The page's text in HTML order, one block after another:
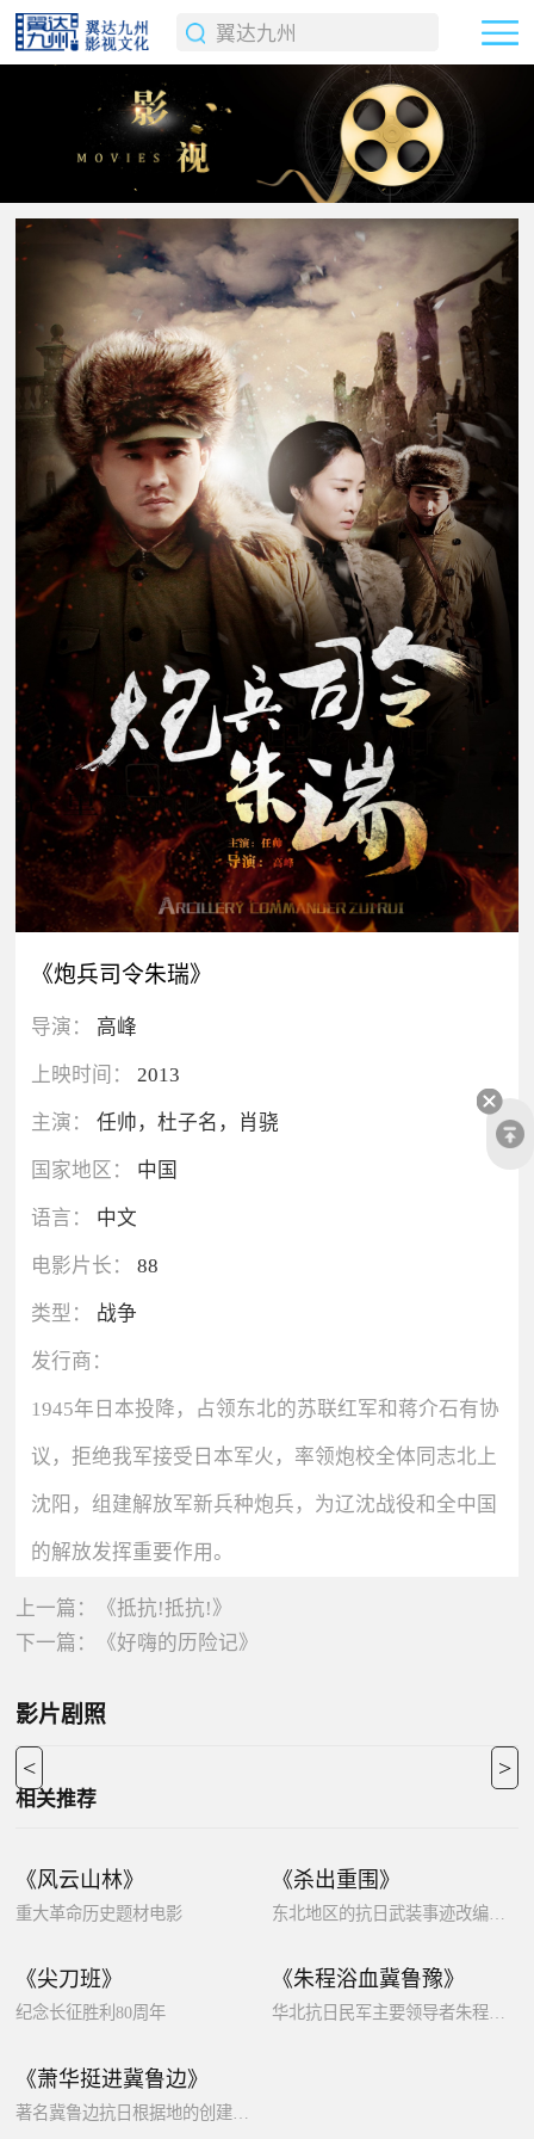
《炮兵司令朱瑞》
导演： 高峰
上映时间： 2013
主演： 任帅，杜子名，肖骁
国家地区： 中国
语言： 中文
电影片长： 88
类型： 战争
发行商：
1945年日本投降，占领东北的苏联红军和蒋介石有协
议，拒绝我军接受日本军火，率领炮校全体同志北上
沈阳，组建解放军新兵种炮兵，为辽沈战役和全中国
的解放发挥重要作用。
上一篇：
《抵抗!抵抗!》
下一篇：
《好嗨的历险记》
影片剧照
< >
相关推荐
《风云山林》
重大革命历史题材电影
《杀出重围》
《尖刀班》
纪念长征胜利80周年
《朱程浴血冀鲁豫》
华北抗日民军主要领导者朱程的生平事迹
《萧华挺进冀鲁边》